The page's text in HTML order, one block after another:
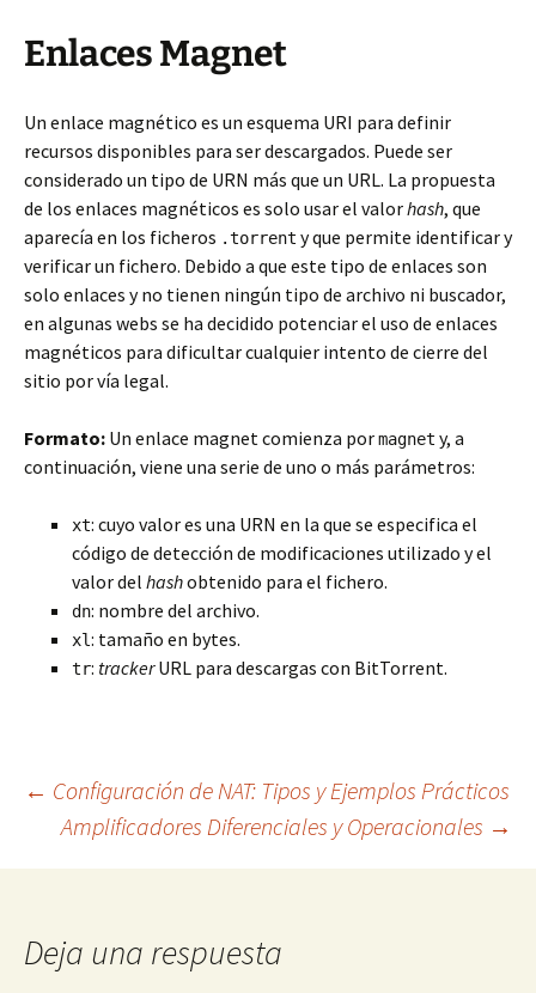
Enlaces Magnet
Un enlace magnético es un esquema URI para definir
recursos disponibles para ser descargados. Puede ser
considerado un tipo de URN más que un URL. La propuesta
de los enlaces magnéticos es solo usar el valorhash, que
aparecía en los ficheros .torrent y que permite identificar y
verificar un fichero. Debido a que este tipo de enlaces son
solo enlaces y no tienen ningún tipo de archivo ni buscador,
en algunas webs se ha decidido potenciar el uso de enlaces
magnéticos para dificultar cualquier intento de cierre del
sitio por vía legal.
Formato: Un enlace magnet comienza pormagnet y, a
continuación, viene una serie de uno o más parámetros:
xt: cuyo valor es una URN en la que se especifica el
código de detección de modificaciones utilizado y el
valor del hashobtenido para el fichero.
dn: nombre del archivo.
xl: tamaño en bytes.
tr: trackerURL para descargas con BitTorrent.
Navegación
de
entradas
← Configuración de NAT: Tipos y Ejemplos Prácticos
Amplificadores Diferenciales y Operacionales →
Deja una respuesta